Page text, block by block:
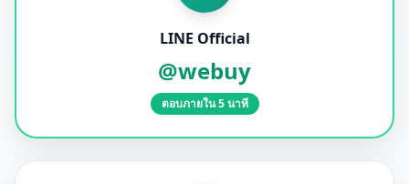
LINE Official
@webuy
ตอบภายใน 5 นาที